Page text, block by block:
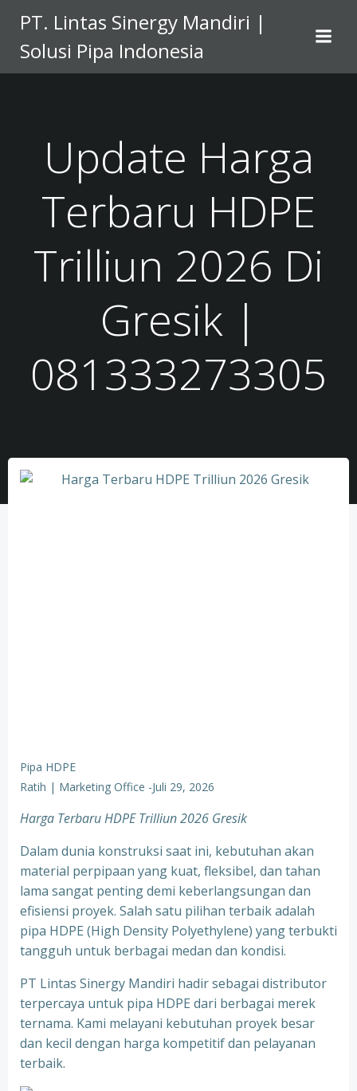
to
content
PT. Lintas Sinergy Mandiri |
Solusi Pipa Indonesia
Update Harga
Terbaru HDPE
Trilliun 2026 Di
Gresik |
081333273305
Pipa HDPE
Ratih | Marketing Office -Juli 29, 2026
Harga Terbaru HDPE Trilliun 2026 Gresik
Dalam dunia konstruksi saat ini, kebutuhan akan
material perpipaan yang kuat, fleksibel, dan tahan
lama sangat penting demi keberlangsungan dan
efisiensi proyek. Salah satu pilihan terbaik adalah
pipa HDPE (High Density Polyethylene) yang terbukti
tangguh untuk berbagai medan dan kondisi.
PT Lintas Sinergy Mandiri hadir sebagai distributor
terpercaya untuk pipa HDPE dari berbagai merek
ternama. Kami melayani kebutuhan proyek besar
dan kecil dengan harga kompetitif dan pelayanan
terbaik.